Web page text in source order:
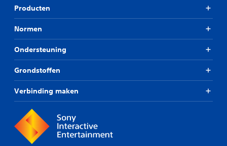
Producten
Normen
Ondersteuning
Grondstoffen
Verbinding maken